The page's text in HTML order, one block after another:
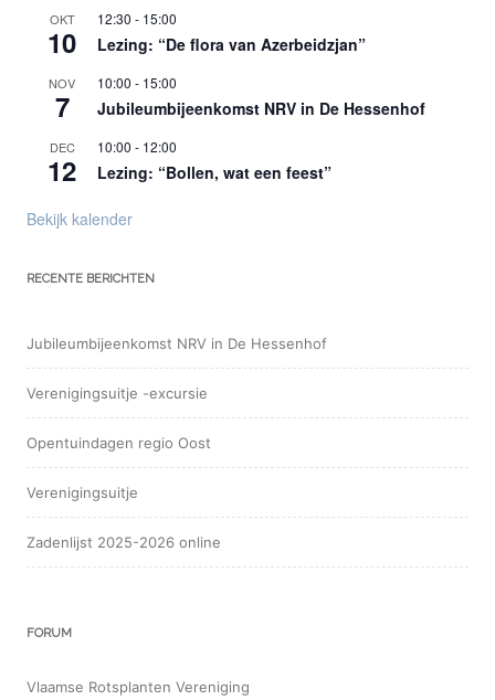
OKT
10
12:30 - 15:00
Lezing: “De flora van Azerbeidzjan”
NOV
7
10:00 - 15:00
Jubileumbijeenkomst NRV in De Hessenhof
DEC
12
10:00 - 12:00
Lezing: “Bollen, wat een feest”
Bekijk kalender
RECENTE BERICHTEN
Jubileumbijeenkomst NRV in De Hessenhof
Verenigingsuitje -excursie
Opentuindagen regio Oost
Verenigingsuitje
Zadenlijst 2025-2026 online
FORUM
Vlaamse Rotsplanten Vereniging